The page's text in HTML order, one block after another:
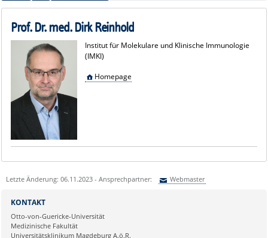
MITGLIEDER
PAPER D. JAHRES
YOUNG ACADEMY
VERANSTALTUNGEN
LINKS
KONTAKT
Prof. Dr. med. Dirk Reinhold
Institut für Molekulare und Klinische Immunologie
(IMKI)
Homepage
Letzte Änderung: 06.11.2023 - Ansprechpartner: Webmaster
Ihre E-Mailadresse:
KONTAKT
Otto-von-Guericke-Universität
Medizinische Fakultät
Universitätsklinikum Magdeburg A.ö.R.